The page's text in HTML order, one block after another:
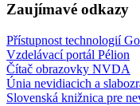
Zaujímavé odkazy
Přístupnost technologií
Vzdelávací portál Pélion
Čítač obrazovky NVDA
Únia nevidiacich a
Slovenská knižnica pre